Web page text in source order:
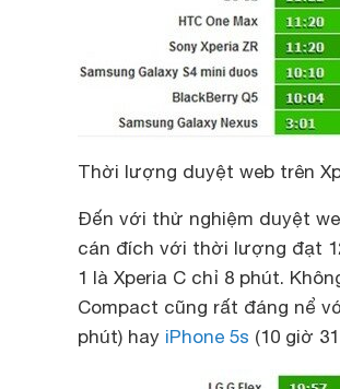
Thời lượng duyệt web trên
Đến với thử nghiệm duyệt
cán đích với thời lượng đạt
1 là Xperia C chỉ 8 phút.
Compact cũng rất đáng nể
phút) hay iPhone 5s (10 giờ